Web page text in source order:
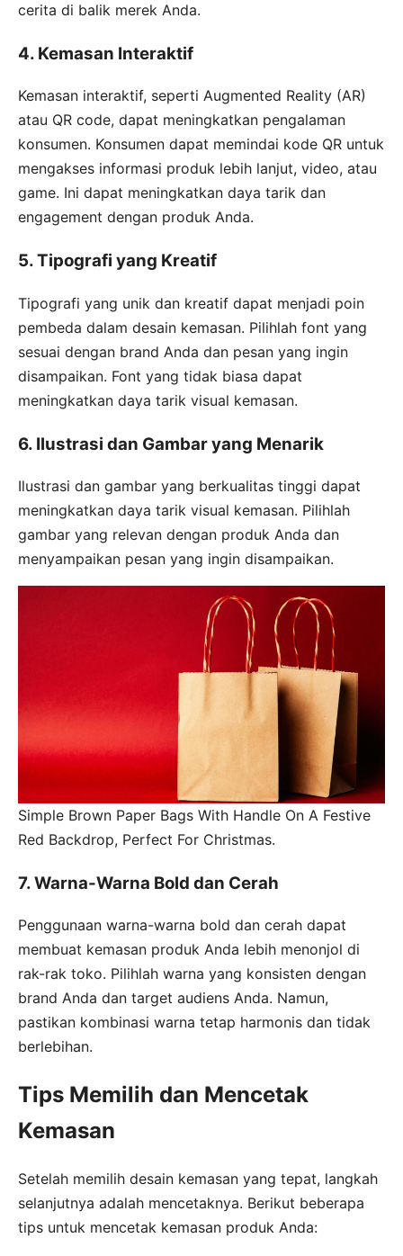
cerita di balik merek Anda.
4. Kemasan Interaktif
Kemasan interaktif, seperti Augmented Reality (AR)
atau QR code, dapat meningkatkan pengalaman
konsumen. Konsumen dapat memindai kode QR untuk
mengakses informasi produk lebih lanjut, video, atau
game. Ini dapat meningkatkan daya tarik dan
engagement dengan produk Anda.
5. Tipografi yang Kreatif
Tipografi yang unik dan kreatif dapat menjadi poin
pembeda dalam desain kemasan. Pilihlah font yang
sesuai dengan brand Anda dan pesan yang ingin
disampaikan. Font yang tidak biasa dapat
meningkatkan daya tarik visual kemasan.
6. Ilustrasi dan Gambar yang Menarik
Ilustrasi dan gambar yang berkualitas tinggi dapat
meningkatkan daya tarik visual kemasan. Pilihlah
gambar yang relevan dengan produk Anda dan
menyampaikan pesan yang ingin disampaikan.
Simple Brown Paper Bags With Handle On A Festive
Red Backdrop, Perfect For Christmas.
7. Warna-Warna Bold dan Cerah
Penggunaan warna-warna bold dan cerah dapat
membuat kemasan produk Anda lebih menonjol di
rak-rak toko. Pilihlah warna yang konsisten dengan
brand Anda dan target audiens Anda. Namun,
pastikan kombinasi warna tetap harmonis dan tidak
berlebihan.
Tips Memilih dan Mencetak
Kemasan
Setelah memilih desain kemasan yang tepat, langkah
selanjutnya adalah mencetaknya. Berikut beberapa
tips untuk mencetak kemasan produk Anda: